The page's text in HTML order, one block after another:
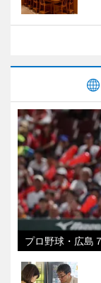
プロ野球・広島